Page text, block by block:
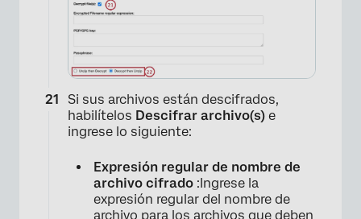
Si sus archivos están descifrados,
habilítelos Descifrar archivo(s) e
ingrese lo siguiente:
Expresión regular de nombre de
archivo cifrado :Ingrese la
expresión regular del nombre de
archivo para los archivos que deben